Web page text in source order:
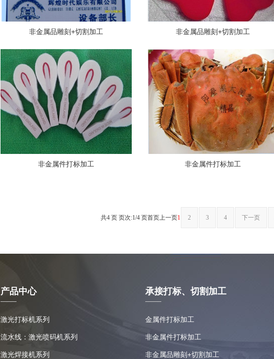
非金属品雕刻+切割加工 非金属品雕刻+切割加工
非金属件打标加工 非金属件打标加工
共4 页 页次:1/4 页首页上一页1 2 3 4 下一页
产品中心
激光打标机系列
流水线：激光喷码机系列
激光焊接机系列
承接打标、切割加工
金属件打标加工
非金属件打标加工
非金属品雕刻+切割加工